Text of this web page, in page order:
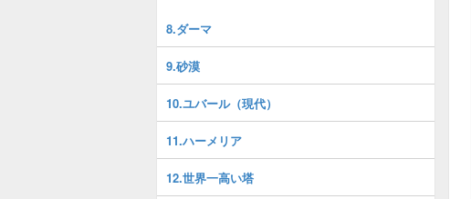
8.ダーマ
9.砂漠
10.ユバール（現代）
11.ハーメリア
12.世界一高い塔